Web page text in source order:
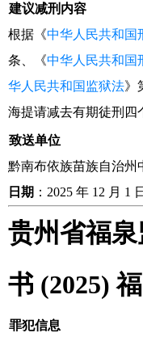
建议减刑内容
根据《中华人民共和国
条、《中华人民共和国
华人民共和国监狱法》
海提请减去有期徒刑四
致送单位
黔南布依族苗族自治州
日期 ：2025 年 12 月 1 日
贵州省福
书 (2025)
罪犯信息